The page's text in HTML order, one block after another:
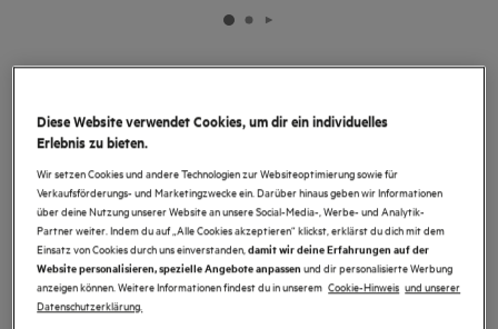
Einbau-Gefrierschrank / 1225 mm /
122 L / NoFrost / Festtür
3.9 (11)
Produktdatenblatt
Vorteile
NoFrost: Kein Abtauen nötig. Spart Energie.
10 Jahre Garantie auf den Kompressor
Das TouchControl-Bedienelement bietet einfachen Zugriff auf alle
Funktionen.
Frostmatic: Beschleunigtes Schnellgefrieren - Nährstoffe bleiben erhalten
Diese Website verwendet Cookies, um dir ein individuelles
Erlebnis zu bieten.
Wir setzen Cookies und andere Technologien zur Websiteoptimierung sowie für
Verkaufsförderungs- und Marketingzwecke ein. Darüber hinaus geben wir Informationen
über deine Nutzung unserer Website an unsere Social-Media-, Werbe- und Analytik-
Partner weiter. Indem du auf „Alle Cookies akzeptieren“ klickst, erklärst du dich mit dem
Einsatz von Cookies durch uns einverstanden,damit wir deine Erfahrungen auf der
Website personalisieren, spezielle Angebote anpassen und dir personalisierte Werbung
anzeigen können. Weitere Informationen findest du in unserem Cookie-Hinweis und unserer
Datenschutzerklärung.